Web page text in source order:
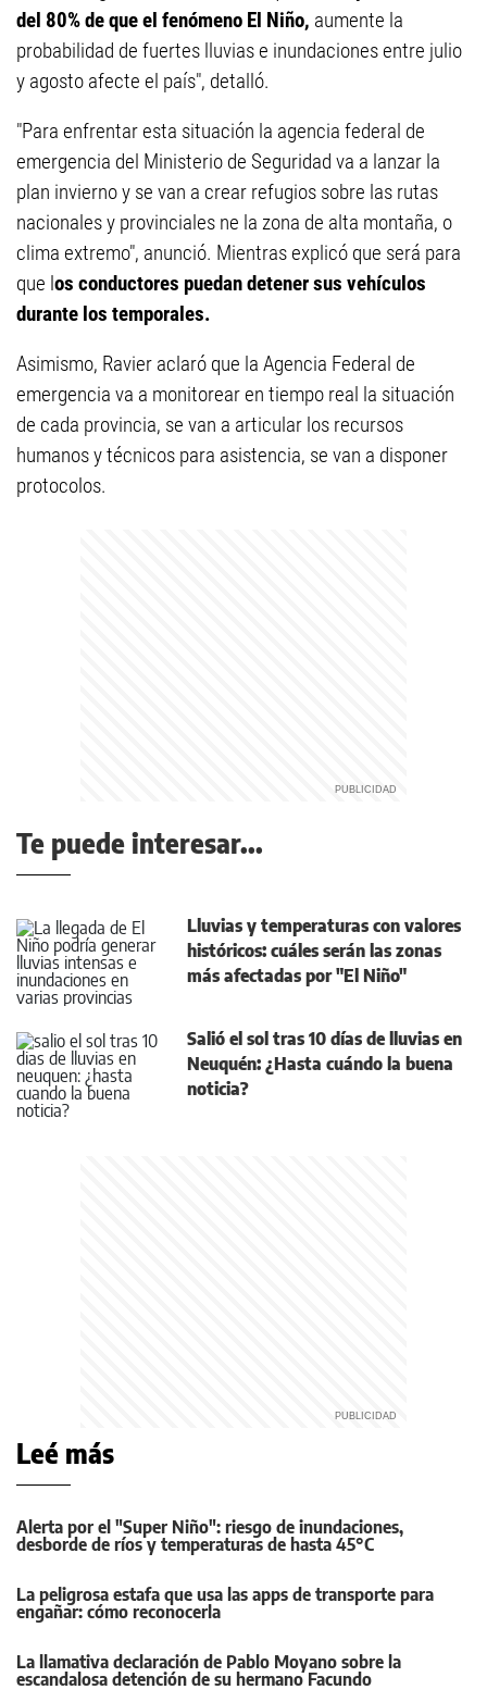
del 80% de que el fenómeno El Niño, aumente la
probabilidad de fuertes lluvias e inundaciones entre julio
y agosto afecte el país", detalló.
"Para enfrentar esta situación la agencia federal de
emergencia del Ministerio de Seguridad va a lanzar la
plan invierno y se van a crear refugios sobre las rutas
nacionales y provinciales ne la zona de alta montaña, o
clima extremo", anunció. Mientras explicó que será para
que los conductores puedan detener sus vehículos
durante los temporales.
Asimismo, Ravier aclaró que la Agencia Federal de
emergencia va a monitorear en tiempo real la situación
de cada provincia, se van a articular los recursos
humanos y técnicos para asistencia, se van a disponer
protocolos.
Te puede interesar...
Lluvias y temperaturas con valores
históricos: cuáles serán las zonas
más afectadas por "El Niño"
Salió el sol tras 10 días de lluvias en
Neuquén: ¿Hasta cuándo la buena
noticia?
Leé más
Alerta por el "Super Niño": riesgo de inundaciones,
desborde de ríos y temperaturas de hasta 45°C
La peligrosa estafa que usa las apps de transporte para
engañar: cómo reconocerla
La llamativa declaración de Pablo Moyano sobre la
escandalosa detención de su hermano Facundo